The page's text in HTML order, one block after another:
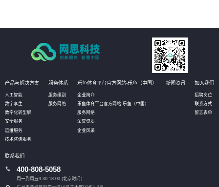
产品与解决方案
人工智能
数字孪生
数字化转型解
安全服务
运维服务
技术咨询服务
服务体系
服务级别
服务网络
乐鱼体育平台官方网站-乐鱼（中国）
企业简介
乐鱼体育平台官方网站-乐鱼（中国）
服务网络
荣誉资质
企业风采
新闻资讯 加入我们
招聘岗位
联系方式
留言表单
联系我们
400-808-5058
周一到周五9:30-18:00 (北京时间）